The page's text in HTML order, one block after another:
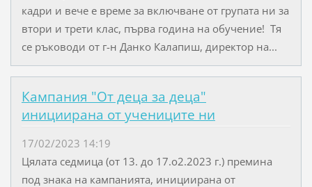
кадри и вече е време за включване от групата ни за
втори и трети клас, първа година на обучение! Тя
се ръководи от г-н Данко Калапиш, директор на...
Кампания "От деца за деца"
инициирана от учениците ни
17/02/2023 14:19
Цялата седмица (от 13. до 17.о2.2023 г.) премина
под знака на кампанията, инициирана от